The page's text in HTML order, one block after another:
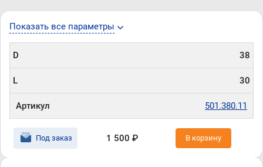
Показать все параметры
D 38
L 30
Артикул 501.380.11
Под заказ 1 500 ₽ В корзину